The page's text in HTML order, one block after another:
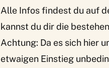
Alle Infos findest du auf
kannst du dir die
Achtung: Da es sich hier
etwaigen Einstieg